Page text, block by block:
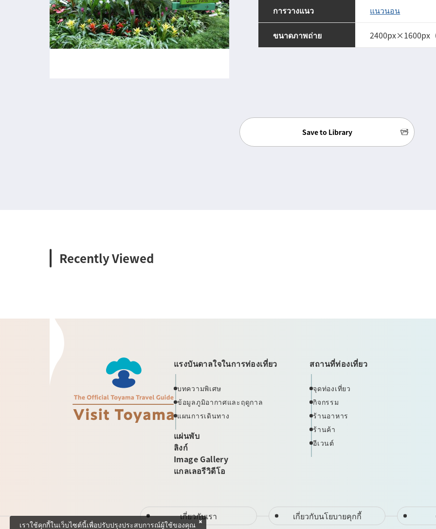
การวางแนว แนวนอน
ขนาดภาพถ่าย 2400px×1600px（
Save to Library
Recently Viewed
แรงบันดาลใจในการท่องเที่ยว
บทความพิเศษ
ข้อมูลภูมิอากาศและฤดูกาล
แผนการเดินทาง
แผ่นพับ
ลิงก์
Image Gallery
แกลเลอรีวิดีโอ
สถานที่ท่องเที่ยว
จุดท่องเที่ยว
กิจกรรม
ร้านอาหาร
ร้านค้า
อีเวนต์
เกี่ยวกับเรา เกี่ยวกับนโยบายคุกกี้
เราใช้คุกกี้ในเว็บไซต์นี้เพื่อปรับปรุงประสบการณ์ผู้ใช้ของคุณ